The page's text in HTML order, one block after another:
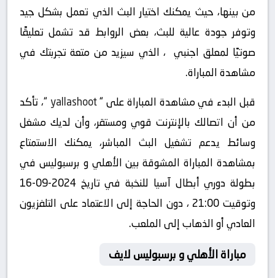
من بينها، حيث يمكنك اختيار البث الذي تعمل بشكل جيد
وتوفر جودة عالية للبث، بعض الروابط قد تشمل تعليقًا
صوتيًا لمعلق اجنبي ، الذي سيزيد من متعة تجربتك في
مشاهدة المباراة.
قبل البدء في مشاهدة المباراة على “yallashoot
“، تأكد
من أن اتصالك بالإنترنت قوي ومستقر، وأن لديك مشغل
وسائط يدعم تشغيل البث المباشر، يمكنك الاستمتاع
بمشاهدة المباراة المشوقة بين الأهلي و برسبوليس في
بطولة دوري أبطال آسيا للنخبة في تاريخ 2024-09-16
وتوقيت 21:00 ، دون الحاجة إلى الاعتماد على التلفزيون
العادي أو الذهاب إلى الملعب.
مباراة الأهلي و برسبوليس لايف